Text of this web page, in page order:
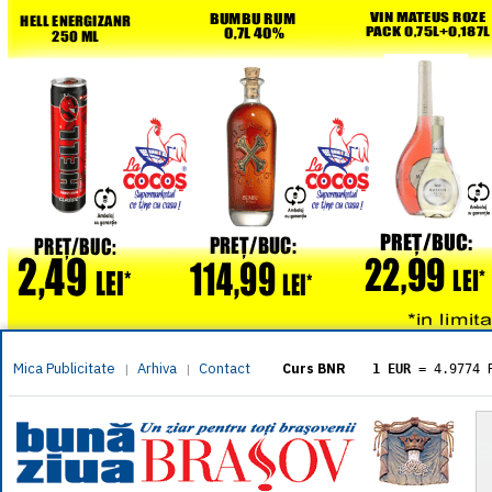
Mica Publicitate | Arhiva | Contact Curs BNR 1 EUR = 4.9774
= 5.8304
1 XAU= 464.4611
1 AED= 1.1933
1 AUD= 2.7957
1 BGN= 2.5449